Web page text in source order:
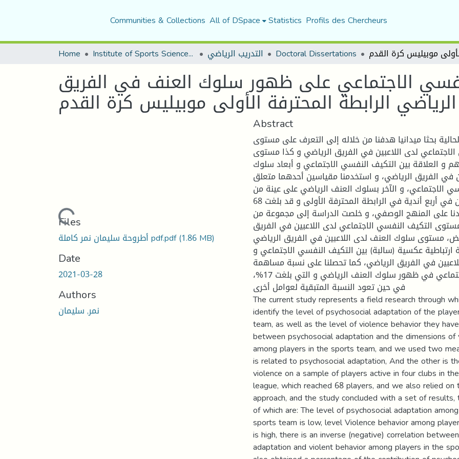
Communities & Collections All of DSpace Statistics Profils des Chercheurs
Home Institute of Sports Sciences and Techniques التدريب الرياضي Doctoral Dissertations
الاجتماعي على ظهور سلوك العنف في الفريق
الرياضي الرابطة المحترفة الأولى موبيليس كرة القدم
Loading...
Files
أطروحة سليمان نمر كاملة pdf.pdf(1.86 MB)
Date
2021-03-28
Authors
نمر, سليمان
Abstract
بحثا ميدانيا هدفنا من خلاله إلى التعرف على مستوى
لدى اللاعبين في الفريق الرياضي و كذا مستوى
و العلاقة بين التكيف النفسي الاجتماعي و أبعاد سلوك
في الفريق الرياضي، و استخدمنا مقياسين أحدهما متعلق
الاجتماعي، و الآخر بسلوك العنف الرياضي على عينة من
اللاعبين ينشطون في أربع أندية في الرابطة المحترفة الأولى و قد بلغت 68
على المنهج الوصفي، و خلصت الدراسة إلى مجموعة من
التكيف النفسي الاجتماعي لدى اللاعبين في الفريق
مستوى سلوك العنف لدى اللاعبين في الفريق الرياضي
ارتباطية عكسية (سالبة) بين التكيف النفسي الاجتماعي و
في الفريق الرياضي، كما تحصلنا على نسبة مساهمة
التكيف النفسي الاجتماعي في ظهور سلوك العنف الرياضي و التي بلغت 17%،
في حين تعود النسبة المتبقية لعوامل أخرى
The current study represents a field research through
identify the level of psychosocial adaptation of the
team, as well as the level of violence behavior they
between psychosocial adaptation and the dimensions of
among players in the sports team, and we used two
is related to psychosocial adaptation, And the other is
violence on a sample of players active in four clubs in
league, which reached 68 players, and we also relied
approach, and the study concluded with a set of
of which are: The level of psychosocial adaptation
sports team is low, level Violence behavior among
is high, there is an inverse (negative) correlation
adaptation and violent behavior among players in the